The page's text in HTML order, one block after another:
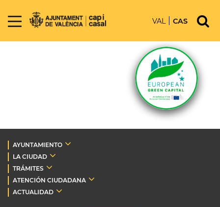
VAL CAS
AYUNTAMIENTO
LA CIUDAD
TRÁMITES
ATENCIÓN CIUDADANA
ACTUALIDAD